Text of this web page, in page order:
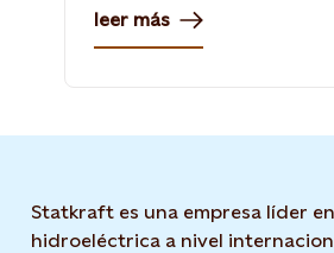
leer más
Statkraft es una empresa líder
hidroeléctrica a nivel